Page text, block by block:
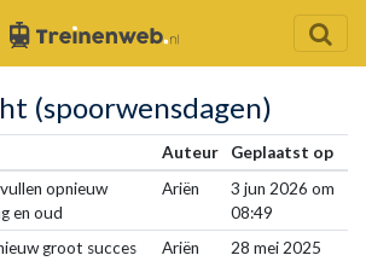
(spoorwensdagen)
Auteur
Geplaatst op
opnieuw
en oud
Ariën
3 jun 2026 om
08:49
groot succes
Ariën
28 mei 2025